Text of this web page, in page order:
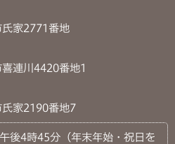
家2771番地
連川4420番地1
家2190番地7
後4時45分（年末年始・祝日を